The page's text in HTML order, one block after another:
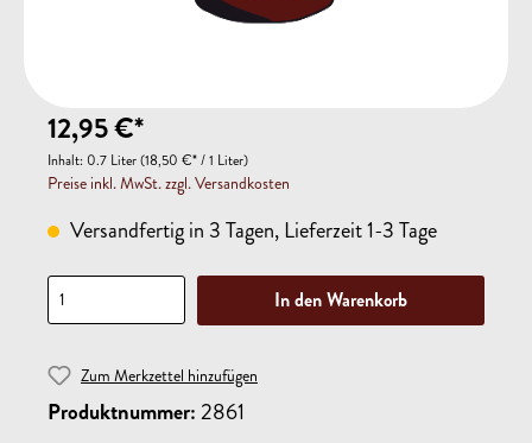
12,95 €*
Inhalt: 0.7 Liter(18,50 €* / 1 Liter)
Preise inkl. MwSt. zzgl. Versandkosten
Versandfertig in 3 Tagen, Lieferzeit 1-3 Tage
In den Warenkorb
Zum Merkzettel hinzufügen
Produktnummer:2861